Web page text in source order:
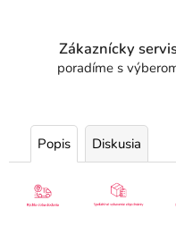
Zákaznícky
poradíme s
Popis Diskusia